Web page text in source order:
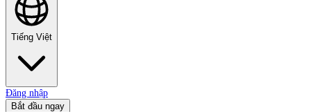
Tiếng Việt
Đăng nhập
Bắt đầu ngay